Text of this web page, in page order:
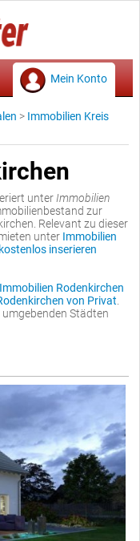
Mein Konto
> Immobilien Kreis
unter Immobilien
zur
Relevant zu dieser
unter Immobilien
inserieren
Immobilien Rodenkirchen
von Privat
Städten